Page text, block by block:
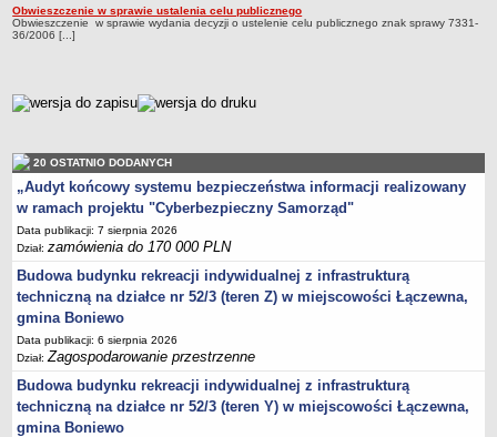
Program profilaktyki i rozwiązywania problemów alkoholowych
ZAWIERAJĄCYCH AZBEST DLA GMINY BONIEWO NA LATA
Boniewo
Plan Gospodarki Niskoemisyjnej dla Gminy Boniewo
GMINNY PROGRAM PRZECIWDZIAŁANIA PRZEMOCY W
RODZINIE ORAZ OCHRONY OFIAR PRZEMOCY W RODZINIE
Wieloletni program gospodarowania mieszkaniowym zasobem
Gminy Boniewo
Regulamin dostarczania wody i odprowadzania ścieków na terenie
Gminy Boniewo
PROGRAM OSŁONOWY W ZAKRESIE DOŻYWIANIA POSIŁEK W
SZKOLE I W DOMU
Programu opieki nad zwierzętami bezdomnymi oraz zapobiegania
Obwieszczenie w sprawie ustalenia celu publicznego
Obwieszczenie w sprawie wydania decyzji o ustelenie celu publicznego znak sprawy 7331-
36/2006 [...]
metryczka
20 OSTATNIO DODANYCH
„Audyt końcowy systemu bezpieczeństwa informacji realizowany
w ramach projektu "Cyberbezpieczny Samorząd"
Data publikacji: 7 sierpnia 2026
Dział:zamówienia do 170 000 PLN
Budowa budynku rekreacji indywidualnej z infrastrukturą
techniczną na działce nr 52/3 (teren Z) w miejscowości Łączewna,
gmina Boniewo
Data publikacji: 6 sierpnia 2026
Dział:Zagospodarowanie przestrzenne
Budowa budynku rekreacji indywidualnej z infrastrukturą
techniczną na działce nr 52/3 (teren Y) w miejscowości Łączewna,
gmina Boniewo